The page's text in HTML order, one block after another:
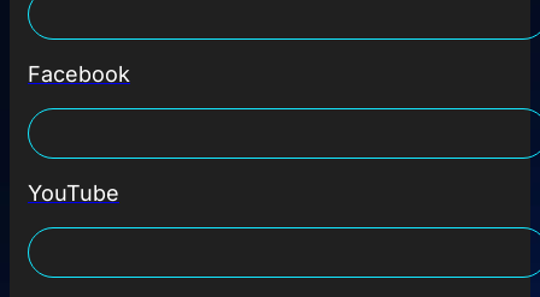
Facebook
YouTube